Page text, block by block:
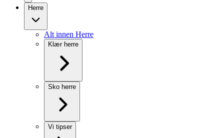
Herre
Alt innen Herre
Klær herre
Sko herre
Vi tipser